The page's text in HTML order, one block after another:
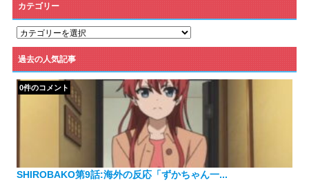
カテゴリー
カ
ゴ
リ
ー
過去の人気記事
SHIROBAKO第9話:海外の反応「ずかちゃん一...
0件のコメント